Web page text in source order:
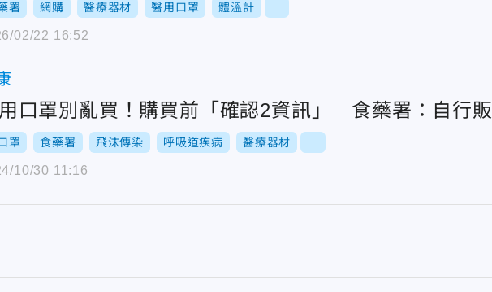
署 網購 醫療器材 醫用口罩 體溫計
02/22 16:52
口罩別亂買！購買前「確認2資訊」 食藥署：自行
罩 食藥署 飛沫傳染 呼吸道疾病 醫療器材
10/30 11:16